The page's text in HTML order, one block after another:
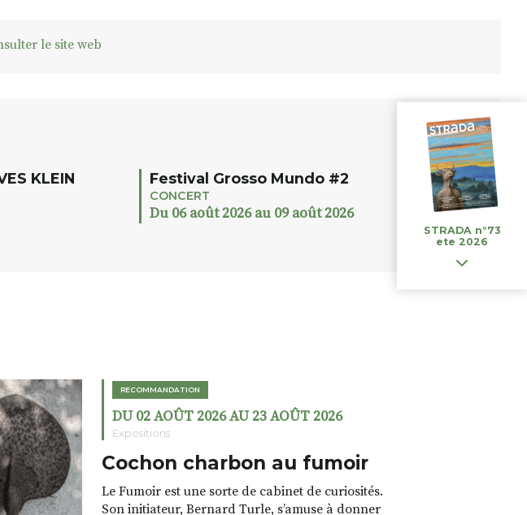
le site web
KLEIN Festival Grosso Mundo #2
CONCERT
Du 06 août 2026 au 09 août 2026
RECOMMANDATION
DU 02 AOÛT 2026 AU 23 AOÛT 2026
Expositions
Cochon charbon au fumoir
Le Fumoir est une sorte de cabinet de curiosités.
Son initiateur, Bernard Turle, s’amuse à donner
STRADA n°73
ete 2026